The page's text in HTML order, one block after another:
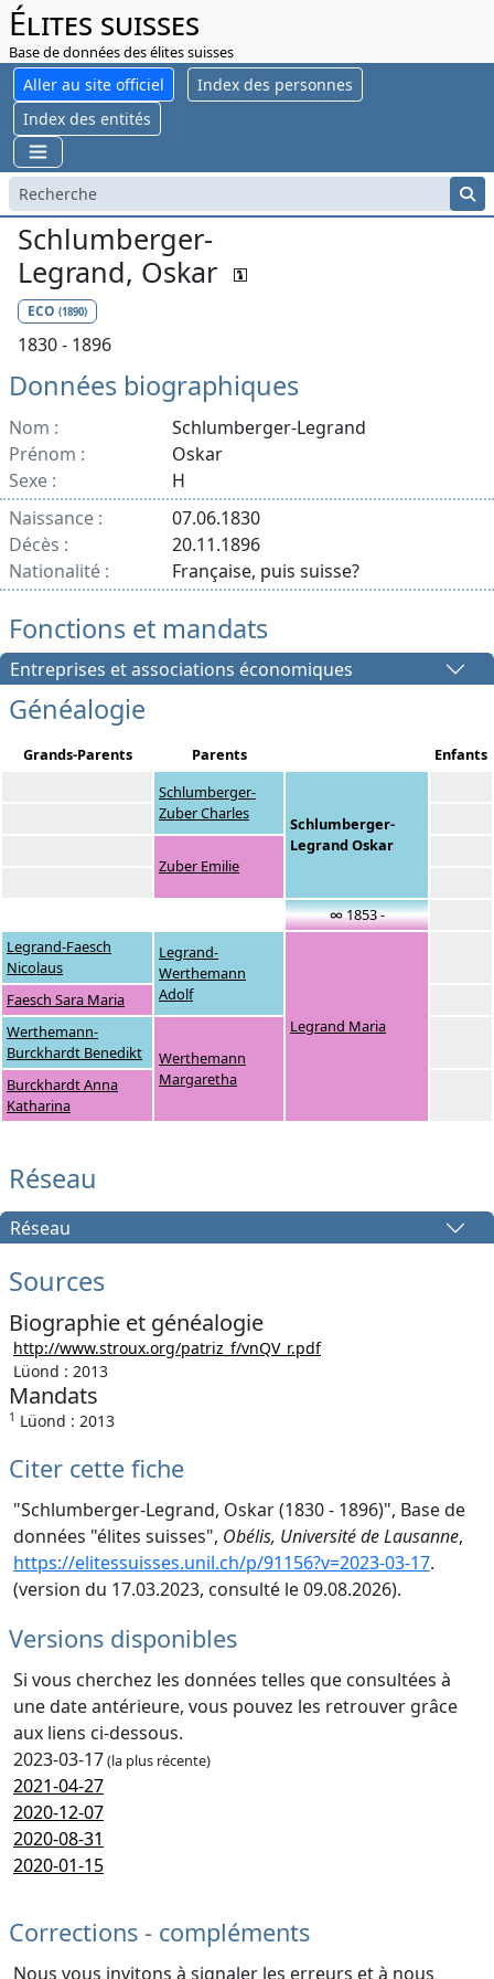
Élites suisses
Base de données des élites suisses
Aller au site officiel
Index des personnes
Index des entités
Schlumberger-
Legrand, Oskar
ECO (1890)
1830 - 1896
Données biographiques
Nom :
Schlumberger-Legrand
Prénom :
Oskar
Sexe :
H
Naissance :
07.06.1830
Décès :
20.11.1896
Nationalité :
Française, puis suisse?
Fonctions et mandats
Entreprises et associations économiques
Généalogie
Grands-Parents Parents
Enfants
Schlumberger-
Zuber Charles
Schlumberger-
Legrand Oskar
Zuber Emilie
∞ 1853 -
Legrand-Faesch
Nicolaus
Legrand-
Werthemann
Adolf
Legrand Maria
Faesch Sara Maria
Werthemann-
Burckhardt Benedikt
Werthemann
Margaretha
Burckhardt Anna
Katharina
Réseau
Réseau
Sources
Biographie et généalogie
http://www.stroux.org/patriz_f/vnQV_r.pdf
Lüond : 2013
Mandats
1 Lüond : 2013
Citer cette fiche
"Schlumberger-Legrand, Oskar (1830 - 1896)", Base de
données "élites suisses", Obélis, Université de Lausanne,
https://elitessuisses.unil.ch/p/91156?v=2023-03-17.
(version du 17.03.2023, consulté le 09.08.2026).
Versions disponibles
Si vous cherchez les données telles que consultées à
une date antérieure, vous pouvez les retrouver grâce
aux liens ci-dessous.
2023-03-17(la plus récente)
2021-04-27
2020-12-07
2020-08-31
2020-01-15
Corrections - compléments
Nous vous invitons à signaler les erreurs et à nous